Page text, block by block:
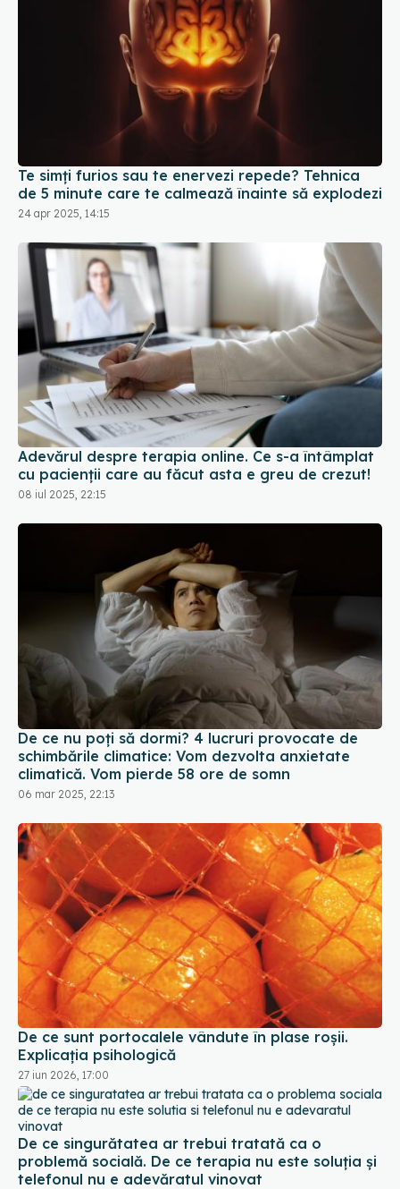
Te simți furios sau te enervezi repede? Tehnica
de 5 minute care te calmează înainte să explodezi
24 apr 2025, 14:15
Adevărul despre terapia online. Ce s-a întâmplat
cu pacienții care au făcut asta e greu de crezut!
08 iul 2025, 22:15
De ce nu poți să dormi? 4 lucruri provocate de
schimbările climatice: Vom dezvolta anxietate
climatică. Vom pierde 58 ore de somn
06 mar 2025, 22:13
De ce sunt portocalele vândute în plase roșii.
Explicația psihologică
27 iun 2026, 17:00
De ce singurătatea ar trebui tratată ca o
problemă socială. De ce terapia nu este soluția și
telefonul nu e adevăratul vinovat